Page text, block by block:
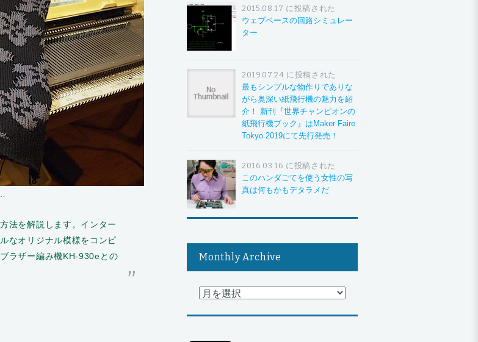
法を解説します。インター
なオリジナル模様をコンピ
ラザー編み機KH-930eとの
2015.08.17 に投稿された
ウェブベースの回路シミュレー
ター
2019.07.24 に投稿された
最もシンプルな物作りでありな
がら奥深い紙飛行機の魅力を紹
介！ 新刊『世界チャンピオンの
紙飛行機ブック』はMaker Faire
Tokyo 2019にて先行発売！
2016.03.16 に投稿された
このハンダごてを使う女性の写
真は何もかもデタラメだ
Monthly Archive